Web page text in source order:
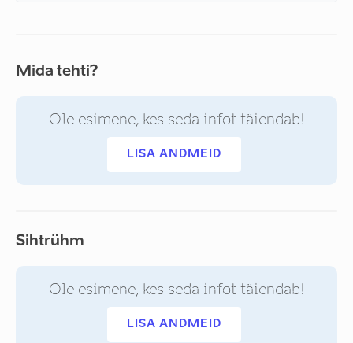
Mida tehti?
Ole esimene, kes seda infot täiendab!
LISA ANDMEID
Sihtrühm
Ole esimene, kes seda infot täiendab!
LISA ANDMEID